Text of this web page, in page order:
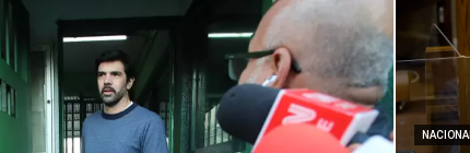
NACIONAL